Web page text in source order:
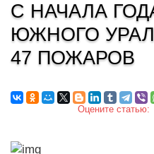
С НАЧАЛА
ЮЖНОГО
47 ПОЖАРОВ
Оцените статью: